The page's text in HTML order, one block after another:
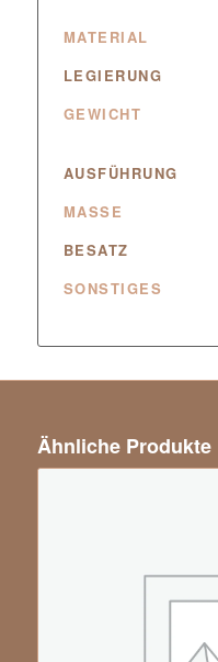
MATERIAL
LEGIERUNG
GEWICHT
AUSFÜHRUNG
MASSE
BESATZ
SONSTIGES
Ähnliche Produkte